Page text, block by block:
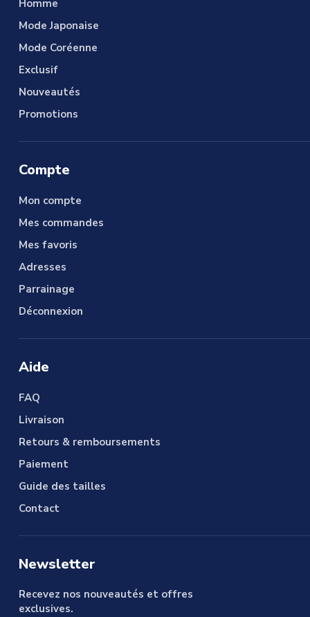
Homme
Mode Japonaise
Mode Coréenne
Exclusif
Nouveautés
Promotions
Compte
Mon compte
Mes commandes
Mes favoris
Adresses
Parrainage
Déconnexion
Aide
FAQ
Livraison
Retours & remboursements
Paiement
Guide des tailles
Contact
Newsletter
Recevez nos nouveautés et offres
exclusives.